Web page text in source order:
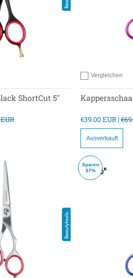
ShortCut 5"
Hinzufügen zum
Vergleichen
€39.00 EUR |
Ausverkauft
Sparen
37%